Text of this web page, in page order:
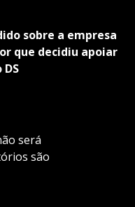
sobre a empresa
que decidiu apoiar
será
são